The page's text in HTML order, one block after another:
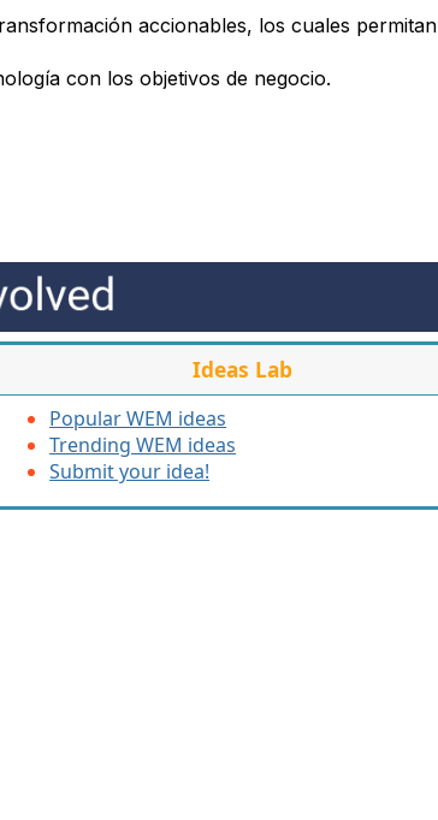
accionables, los cuales permitan
con los objetivos de negocio.
Ideas Lab
Popular WEM ideas
Trending WEM ideas
Submit your idea!